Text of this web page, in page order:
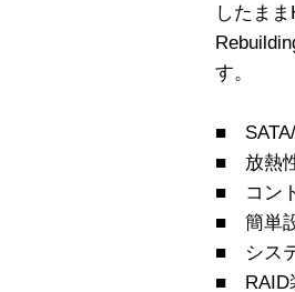
したま
す。
■ SATA/
■ 放熱
■ コン
■ 簡単
■ シス
■ RAID